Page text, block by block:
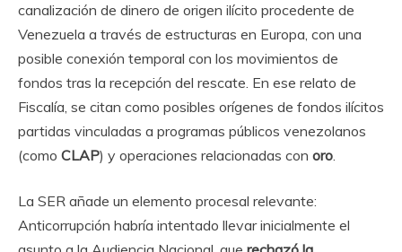
canalización de dinero de origen ilícito procedente de
Venezuela a través de estructuras en Europa, con una
posible conexión temporal con los movimientos de
fondos tras la recepción del rescate. En ese relato de
Fiscalía, se citan como posibles orígenes de fondos ilícitos
partidas vinculadas a programas públicos venezolanos
(como CLAP) y operaciones relacionadas con oro.
La SER añade un elemento procesal relevante:
Anticorrupción habría intentado llevar inicialmente el